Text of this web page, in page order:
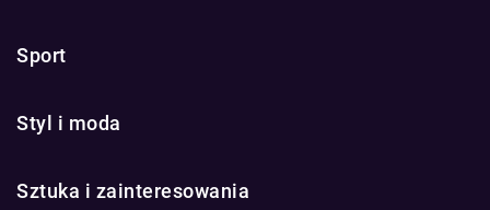
Sport
Styl i moda
Sztuka i zainteresowania